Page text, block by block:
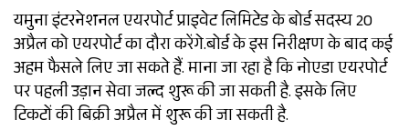
यमुना इंटरनेशनल एयरपोर्ट प्राइवेट लिमिटेड के बोर्ड सदस्य 20
अप्रैल को एयरपोर्ट का दौरा करेंगे.बोर्ड के इस निरीक्षण के बाद कई
अहम फैसले लिए जा सकते हैं. माना जा रहा है कि नोएडा एयरपोर्ट
पर पहली उड़ान सेवा जल्द शुरू की जा सकती है. इसके लिए
टिकटों की बिक्री अप्रैल में शुरू की जा सकती है.